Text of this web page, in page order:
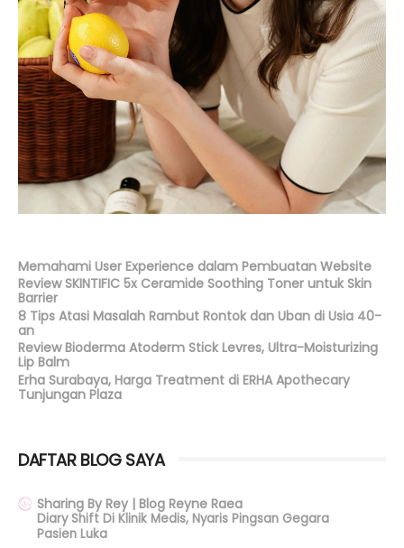
Memahami User Experience dalam Pembuatan Website
Review SKINTIFIC 5x Ceramide Soothing Toner untuk Skin
Barrier
8 Tips Atasi Masalah Rambut Rontok dan Uban di Usia 40-
an
Review Bioderma Atoderm Stick Levres, Ultra-Moisturizing
Lip Balm
Erha Surabaya, Harga Treatment di ERHA Apothecary
Tunjungan Plaza
DAFTAR BLOG SAYA
Sharing By Rey | Blog Reyne Raea
Diary Shift Di Klinik Medis, Nyaris Pingsan Gegara
Pasien Luka